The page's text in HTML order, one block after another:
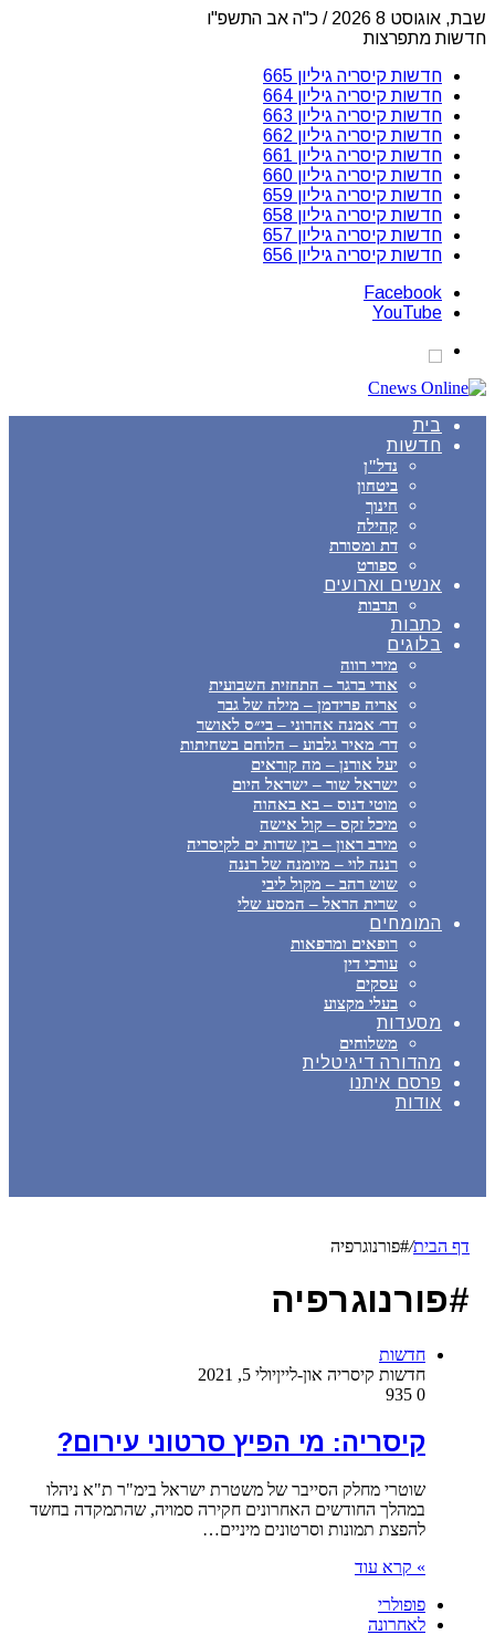
שבת, אוגוסט 8 2026 / כ"ה אב התשפ"ו
חדשות מתפרצות
חדשות קיסריה גיליון 665
חדשות קיסריה גיליון 664
חדשות קיסריה גיליון 663
חדשות קיסריה גיליון 662
חדשות קיסריה גיליון 661
חדשות קיסריה גיליון 660
חדשות קיסריה גיליון 659
חדשות קיסריה גיליון 658
חדשות קיסריה גיליון 657
חדשות קיסריה גיליון 656
Facebook
YouTube
בית
חדשות
נדל"ן
ביטחון
חינוך
קהילה
דת ומסורת
ספורט
אנשים וארועים
תרבות
כתבות
בלוגים
מירי רווה
אודי ברגר – התחזית השבועית
אריה פרידמן – מילה של גבר
דר׳ אמנה אהרוני – בי״ס לאושר
דר׳ מאיר גלבוע – הלוחם בשחיתות
יעל אורנן – מה קוראים
ישראל שור – ישראל היום
מוטי דנוס – בא באהוה
מיכל זקס – קול אישה
מירב ראון – בין שדות ים לקיסריה
רננה לוי – מיומנה של רננה
שוש רהב – מקול ליבי
שרית הראל – המסע שלי
המומחים
רופאים ומרפאות
עורכי דין
עסקים
בעלי מקצוע
מסעדות
משלוחים
מהדורה דיגיטלית
פרסם איתנו
אודות
דף הבית/#פורנוגרפיה
#פורנוגרפיה
חדשות
חדשות קיסריה און-לייןיולי 5, 2021
0
קיסריה: מי הפיץ סרטוני עירום?
שוטרי מחלק הסייבר של משטרת ישראל בימ"ר ת"א ניהלו
במהלך החודשים האחרונים חקירה סמויה, שהתמקדה בחשד
להפצת תמונות וסרטונים מיניים…
» קרא עוד
פופולרי
לאחרונה